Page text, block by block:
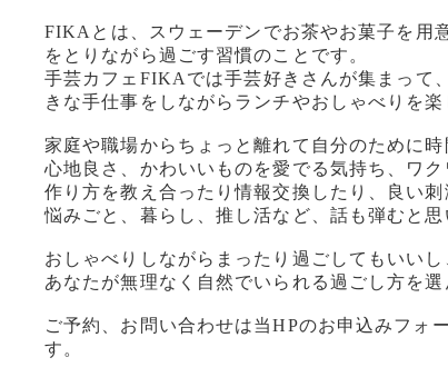
FIKAとは、スウェーデンでお茶やお菓子を用
をとりながら過ごす習慣のことです。
手芸カフェFIKAでは手芸好きさんが集まって
きな手仕事をしながらランチやおしゃべりを楽
家庭や職場からちょっと離れて自分のために
心地良さ、かわいいものを愛でる気持ち、ワク
作り方を教え合ったり情報交換したり、良い
悩みごと、暮らし、推し活など、話も弾むと思
おしゃべりしながらまったり過ごしてもいい
あなたが無理なく自然でいられる過ごし方を選
ご予約、お問い合わせは当HPのお申込みフォ
す。